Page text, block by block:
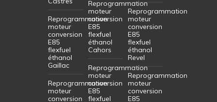
Reprogrammation
moteur
conversion
E85
flexfuel
éthanol
Gaillac
Reprogrammation
moteur
conversion
Reprogrammation
moteur
conversion
E85
flexfuel
éthanol
Cahors
Reprogrammation
moteur
conversion
E85
flexfuel
Reprogrammation
moteur
conversion
E85
flexfuel
éthanol
Revel
Reprogrammation
moteur
conversion
E85